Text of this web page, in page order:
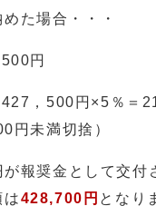
た場合・・・
円
，500円×5％＝
円未満切捨）
報奨金として交付
は428,700円 となり